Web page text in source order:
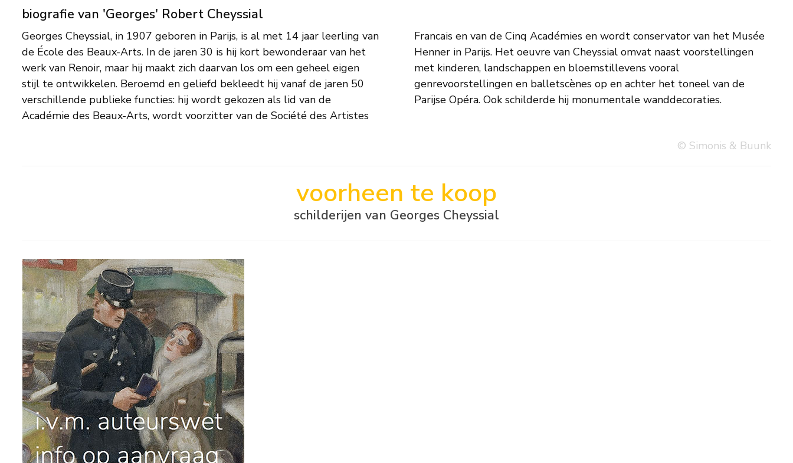
biografie van 'Georges' Robert Cheyssial
Georges Cheyssial, in 1907 geboren in Parijs, is al met 14 jaar leerling van
de École des Beaux-Arts. In de jaren 30 is hij kort bewonderaar van het
werk van Renoir, maar hij maakt zich daarvan los om een geheel eigen
stijl te ontwikkelen. Beroemd en geliefd bekleedt hij vanaf de jaren 50
verschillende publieke functies: hij wordt gekozen als lid van de
Académie des Beaux-Arts, wordt voorzitter van de Société des Artistes
Francais en van de Cinq Académies en wordt conservator van het Musée
Henner in Parijs. Het oeuvre van Cheyssial omvat naast voorstellingen
met kinderen, landschappen en bloemstillevens vooral
genrevoorstellingen en balletscènes op en achter het toneel van de
Parijse Opéra. Ook schilderde hij monumentale wanddecoraties.
© Simonis & Buunk
voorheen te koop
schilderijen van Georges Cheyssial